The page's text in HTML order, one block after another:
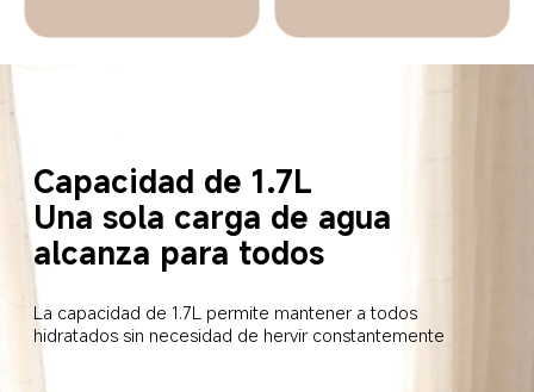
Capacidad de 1.7L
Una sola carga de agua
alcanza para todos
La capacidad de 1.7L permite mantener a todos
hidratados sin necesidad de hervir constantemente